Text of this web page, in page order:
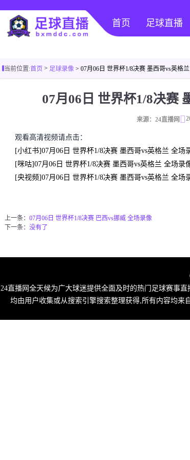
首页 足球直播
当前位置:首页 > 足球录像 > 07月06日 世界杯1/8决赛 墨西哥vs英格
07月06日 世界杯1/8决赛
来源：24直播网
观看高清视频请点击：
[小红书]07月06日 世界杯1/8决赛 墨西哥vs英格兰 全场
[咪咕]07月06日 世界杯1/8决赛 墨西哥vs英格兰 全场录
[央视频]07月06日 世界杯1/8决赛 墨西哥vs英格兰 全场
上一条： 07月06日 世界杯1/8决赛 巴西vs挪威 全场录像
下一条： 没有了
24直播网全天候为广大球迷提供全面及时的热门足球赛事
均由用户收集或从搜索引擎搜索整理获得,所有内容均来